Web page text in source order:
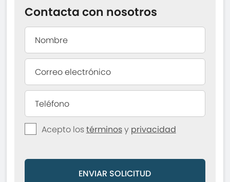
Contacta con nosotros
Acepto lostérminosy privacidad
ENVIAR SOLICITUD